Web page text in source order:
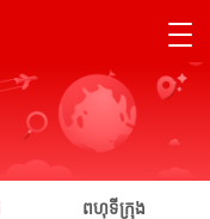
ពហុទីក្រុង